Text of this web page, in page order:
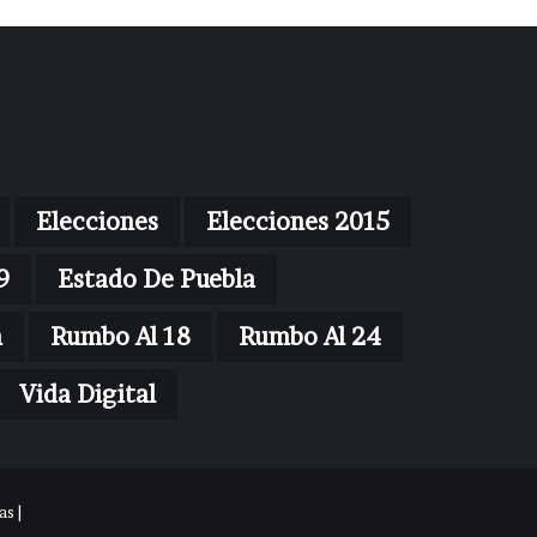
Elecciones
Elecciones 2015
Estado De Puebla
Rumbo Al 18
Rumbo Al 24
Vida Digital
|